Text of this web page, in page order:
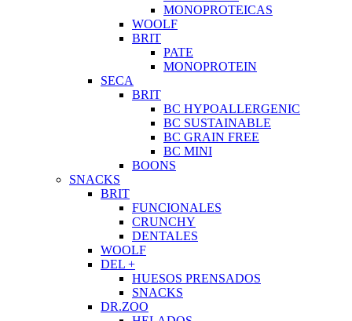
MONOPROTEICAS
WOOLF
BRIT
PATE
MONOPROTEIN
SECA
BRIT
BC HYPOALLERGENIC
BC SUSTAINABLE
BC GRAIN FREE
BC MINI
BOONS
SNACKS
BRIT
FUNCIONALES
CRUNCHY
DENTALES
WOOLF
DEL +
HUESOS PRENSADOS
SNACKS
DR.ZOO